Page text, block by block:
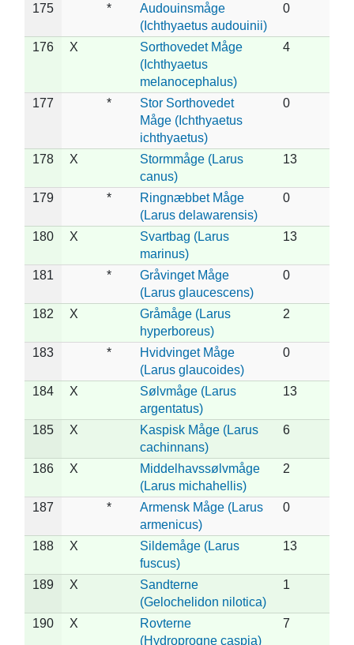
175 *
Audouinsmåge
(Ichthyaetus audouinii)
0
176 X
Sorthovedet Måge
(Ichthyaetus
melanocephalus)
4
177 *
Stor Sorthovedet
Måge (Ichthyaetus
ichthyaetus)
0
178 X
Stormmåge (Larus
canus)
13
179 *
Ringnæbbet Måge
(Larus delawarensis)
0
180 X
Svartbag (Larus
marinus)
13
181 *
Gråvinget Måge
(Larus glaucescens)
0
182 X
Gråmåge (Larus
hyperboreus)
2
183 *
Hvidvinget Måge
(Larus glaucoides)
0
184 X
Sølvmåge (Larus
argentatus)
13
185 X
Kaspisk Måge (Larus
cachinnans)
6
186 X
Middelhavssølvmåge
(Larus michahellis)
2
187 *
Armensk Måge (Larus
armenicus)
0
188 X
Sildemåge (Larus
fuscus)
13
189 X
Sandterne
(Gelochelidon nilotica)
1
190 X
Rovterne
(Hydroprogne caspia)
7